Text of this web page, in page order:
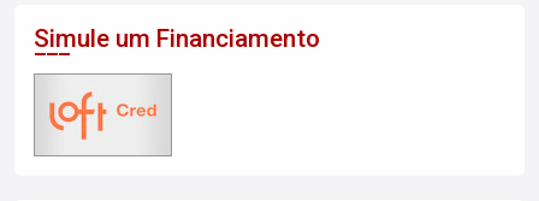
Simule um Financiamento